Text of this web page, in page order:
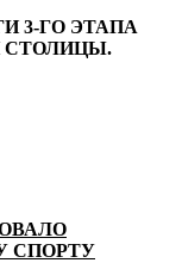
3-ГО ЭТАПА
СТОЛИЦЫ.
СПОРТУ